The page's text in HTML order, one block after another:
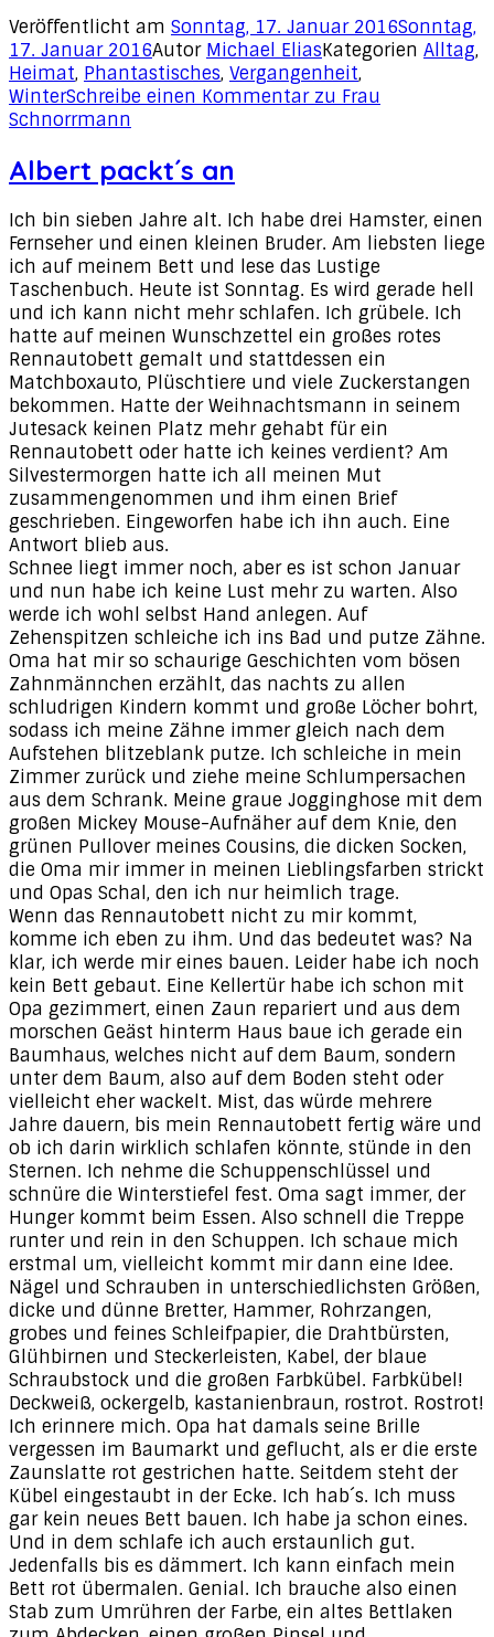
Veröffentlicht am Sonntag, 17. Januar 2016Sonntag,
17. Januar 2016Autor Michael EliasKategorien Alltag,
Heimat, Phantastisches, Vergangenheit,
WinterSchreibe einen Kommentarzu Frau
Schnorrmann
Albert packt´s an
Ich bin sieben Jahre alt. Ich habe drei Hamster, einen
Fernseher und einen kleinen Bruder. Am liebsten liege
ich auf meinem Bett und lese das Lustige
Taschenbuch. Heute ist Sonntag. Es wird gerade hell
und ich kann nicht mehr schlafen. Ich grübele. Ich
hatte auf meinen Wunschzettel ein großes rotes
Rennautobett gemalt und stattdessen ein
Matchboxauto, Plüschtiere und viele Zuckerstangen
bekommen. Hatte der Weihnachtsmann in seinem
Jutesack keinen Platz mehr gehabt für ein
Rennautobett oder hatte ich keines verdient? Am
Silvestermorgen hatte ich all meinen Mut
zusammengenommen und ihm einen Brief
geschrieben. Eingeworfen habe ich ihn auch. Eine
Antwort blieb aus.
Schnee liegt immer noch, aber es ist schon Januar
und nun habe ich keine Lust mehr zu warten. Also
werde ich wohl selbst Hand anlegen. Auf
Zehenspitzen schleiche ich ins Bad und putze Zähne.
Oma hat mir so schaurige Geschichten vom bösen
Zahnmännchen erzählt, das nachts zu allen
schludrigen Kindern kommt und große Löcher bohrt,
sodass ich meine Zähne immer gleich nach dem
Aufstehen blitzeblank putze. Ich schleiche in mein
Zimmer zurück und ziehe meine Schlumpersachen
aus dem Schrank. Meine graue Jogginghose mit dem
großen Mickey Mouse-Aufnäher auf dem Knie, den
grünen Pullover meines Cousins, die dicken Socken,
die Oma mir immer in meinen Lieblingsfarben strickt
und Opas Schal, den ich nur heimlich trage.
Wenn das Rennautobett nicht zu mir kommt,
komme ich eben zu ihm. Und das bedeutet was? Na
klar, ich werde mir eines bauen. Leider habe ich noch
kein Bett gebaut. Eine Kellertür habe ich schon mit
Opa gezimmert, einen Zaun repariert und aus dem
morschen Geäst hinterm Haus baue ich gerade ein
Baumhaus, welches nicht auf dem Baum, sondern
unter dem Baum, also auf dem Boden steht oder
vielleicht eher wackelt. Mist, das würde mehrere
Jahre dauern, bis mein Rennautobett fertig wäre und
ob ich darin wirklich schlafen könnte, stünde in den
Sternen. Ich nehme die Schuppenschlüssel und
schnüre die Winterstiefel fest. Oma sagt immer, der
Hunger kommt beim Essen. Also schnell die Treppe
runter und rein in den Schuppen. Ich schaue mich
erstmal um, vielleicht kommt mir dann eine Idee.
Nägel und Schrauben in unterschiedlichsten Größen,
dicke und dünne Bretter, Hammer, Rohrzangen,
grobes und feines Schleifpapier, die Drahtbürsten,
Glühbirnen und Steckerleisten, Kabel, der blaue
Schraubstock und die großen Farbkübel. Farbkübel!
Deckweiß, ockergelb, kastanienbraun, rostrot. Rostrot!
Ich erinnere mich. Opa hat damals seine Brille
vergessen im Baumarkt und geflucht, als er die erste
Zaunslatte rot gestrichen hatte. Seitdem steht der
Kübel eingestaubt in der Ecke. Ich hab´s. Ich muss
gar kein neues Bett bauen. Ich habe ja schon eines.
Und in dem schlafe ich auch erstaunlich gut.
Jedenfalls bis es dämmert. Ich kann einfach mein
Bett rot übermalen. Genial. Ich brauche also einen
Stab zum Umrühren der Farbe, ein altes Bettlaken